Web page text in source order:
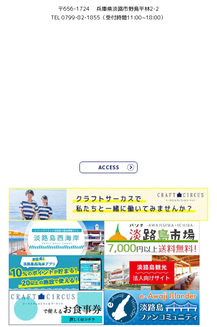
〒656-1724 兵庫県淡路市野島平林2-2
TEL 0799-82-1855（受付時間11:00~18:00）
ACCESS